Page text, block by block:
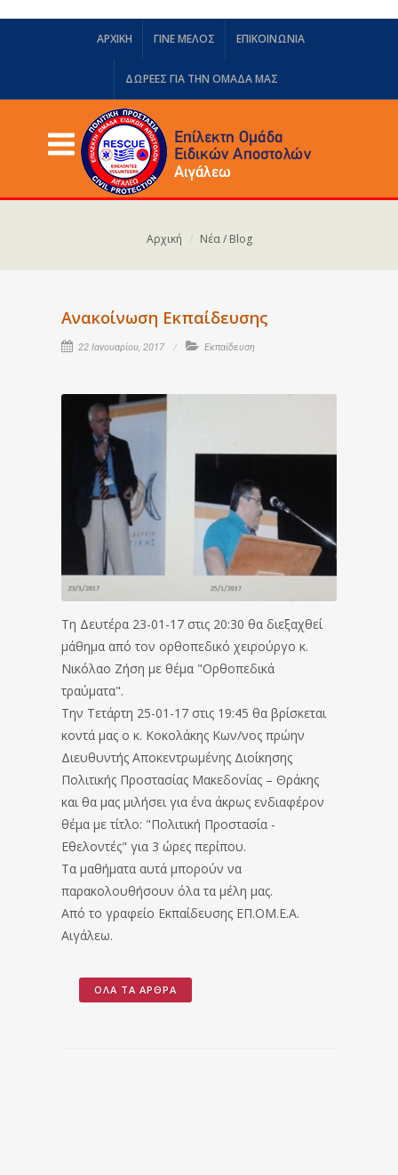
ΑΡΧΙΚΗ ΓΙΝΕ ΜΕΛΟΣ ΕΠΙΚΟΙΝΩΝΙΑ
ΔΩΡΕΈΣ ΓΙΑ ΤΗΝ ΟΜΆΔΑ ΜΑΣ
Αρχική Νέα / Blog
Ανακοίνωση Εκπαίδευσης
22 Ιανουαρίου, 2017 Εκπαίδευση
Τη Δευτέρα 23-01-17 στις 20:30 θα διεξαχθεί
μάθημα από τον ορθοπεδικό χειρούργο κ.
Νικόλαο Ζήση με θέμα "Ορθοπεδικά
τραύματα".
Την Τετάρτη 25-01-17 στις 19:45 θα βρίσκεται
κοντά μας ο κ. Κοκολάκης Κων/νος πρώην
Διευθυντής Αποκεντρωμένης Διοίκησης
Πολιτικής Προστασίας Μακεδονίας – Θράκης
και θα μας μιλήσει για ένα άκρως ενδιαφέρον
θέμα με τίτλο: "Πολιτική Προστασία -
Εθελοντές" για 3 ώρες περίπου.
Τα μαθήματα αυτά μπορούν να
παρακολουθήσουν όλα τα μέλη μας.
Από το γραφείο Εκπαίδευσης ΕΠ.ΟΜ.Ε.Α.
Αιγάλεω.
ΌΛΑ ΤΑ ΆΡΘΡΑ